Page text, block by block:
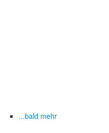
...bald mehr